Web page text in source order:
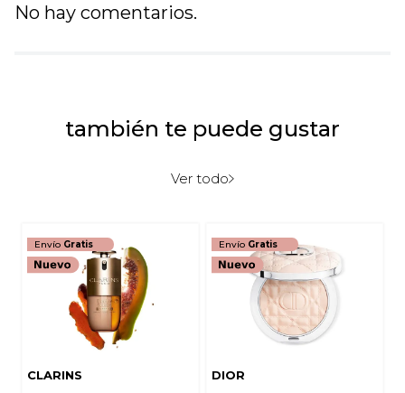
No hay comentarios.
también te puede gustar
Ver todo
Envío Gratis
CLARINS
Envío Gratis
DIOR